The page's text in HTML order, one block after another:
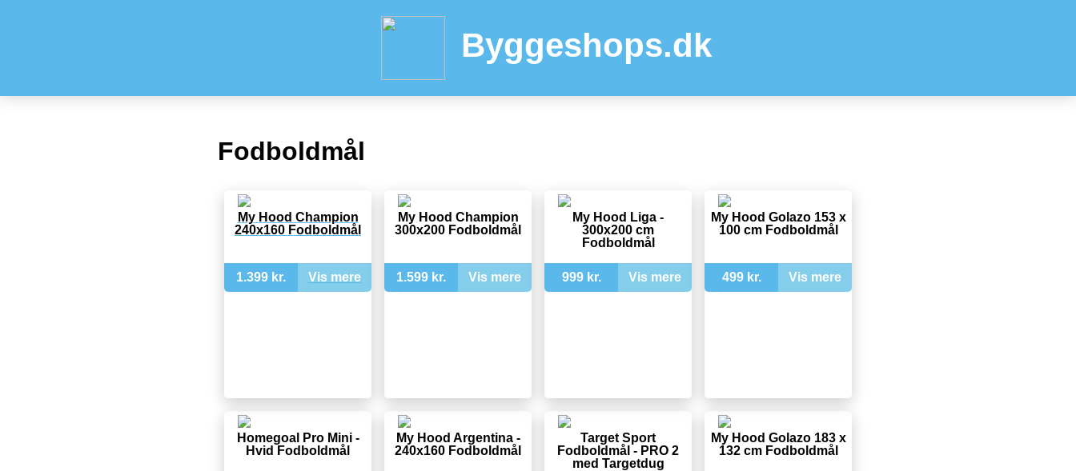
Byggeshops.dk
Fodboldmål
My Hood Champion
240x160 Fodboldmål
1.399 kr. Vis mere
My Hood Champion
300x200 Fodboldmål
1.599 kr. Vis mere
My Hood Liga -
300x200 cm
Fodboldmål
999 kr. Vis mere
My Hood Golazo 153 x
100 cm Fodboldmål
499 kr. Vis mere
Homegoal Pro Mini -
Hvid Fodboldmål
My Hood Argentina -
240x160 Fodboldmål
Target Sport
Fodboldmål - PRO 2
med Targetdug
My Hood Golazo 183 x
132 cm Fodboldmål